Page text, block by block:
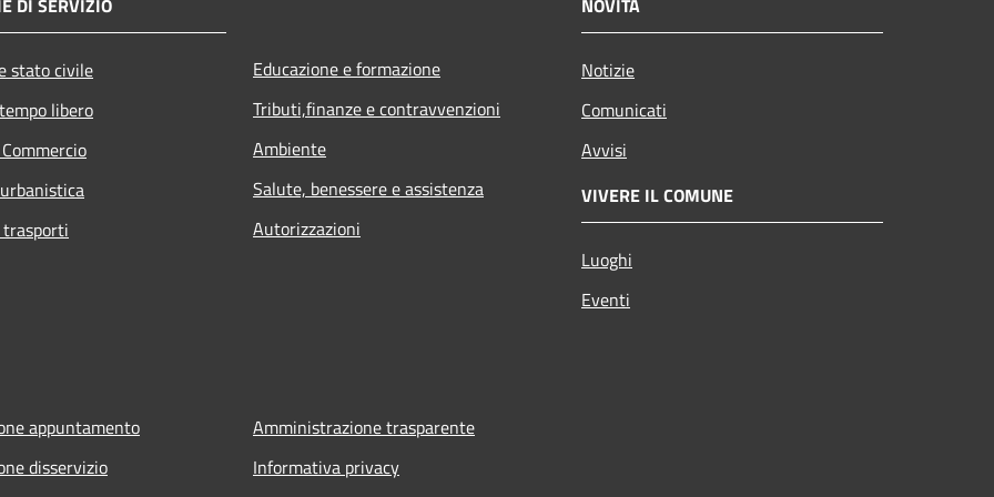
stato civile
libero
Educazione e formazione
Tributi,finanze e contravvenzioni
Ambiente
Salute, benessere e assistenza
Autorizzazioni
Notizie
Comunicati
Avvisi
VIVERE IL COMUNE
Luoghi
Eventi
appuntamento
disservizio
Amministrazione trasparente
Informativa privacy